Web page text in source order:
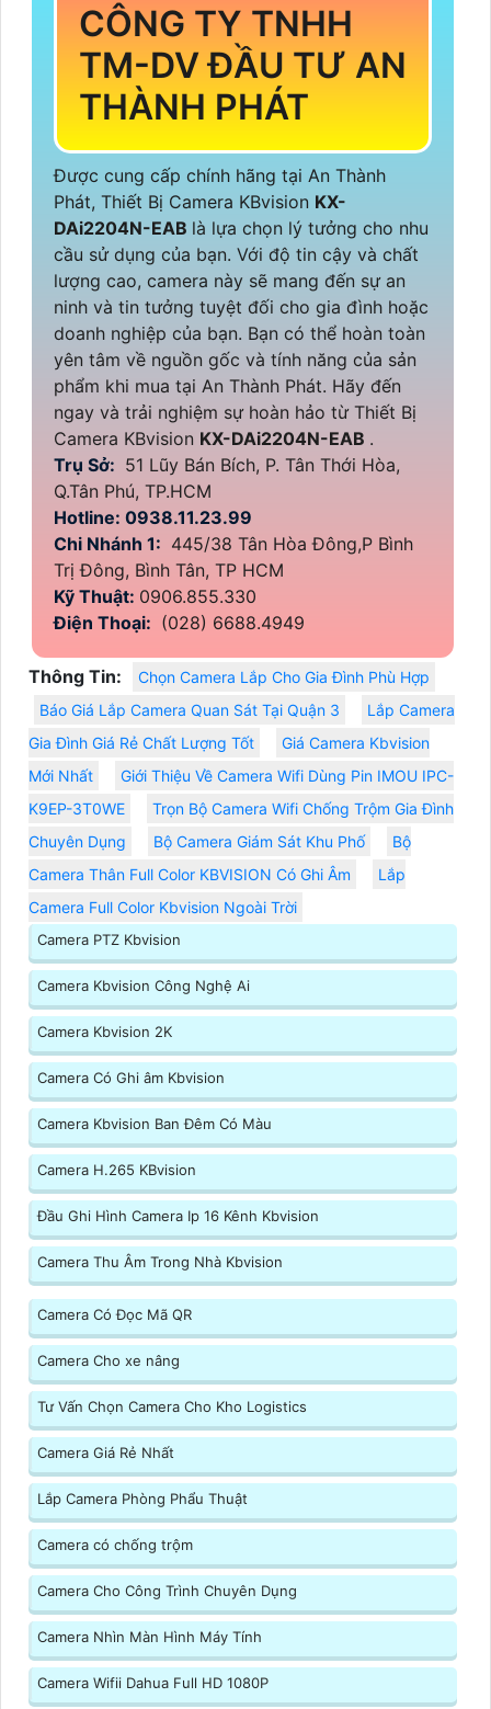
CÔNG TY TNHH
TM-DV ĐẦU TƯ AN
THÀNH PHÁT
Được cung cấp chính hãng tại An Thành
Phát, Thiết Bị Camera KBvision KX-
DAi2204N-EAB là lựa chọn lý tưởng cho nhu
cầu sử dụng của bạn. Với độ tin cậy và chất
lượng cao, camera này sẽ mang đến sự an
ninh và tin tưởng tuyệt đối cho gia đình hoặc
doanh nghiệp của bạn. Bạn có thể hoàn toàn
yên tâm về nguồn gốc và tính năng của sản
phẩm khi mua tại An Thành Phát. Hãy đến
ngay và trải nghiệm sự hoàn hảo từ Thiết Bị
Camera KBvision KX-DAi2204N-EAB .
Trụ Sở: 51 Lũy Bán Bích, P. Tân Thới Hòa,
Q.Tân Phú, TP.HCM
Hotline: 0938.11.23.99
Chi Nhánh 1: 445/38 Tân Hòa Đông,P Bình
Trị Đông, Bình Tân, TP HCM
Kỹ Thuật: 0906.855.330
Điện Thoại: (028) 6688.4949
Thông Tin:
Chọn Camera Lắp Cho Gia Đình Phù Hợp
Báo Giá Lắp Camera Quan Sát Tại Quận 3
Lắp Camera
Gia Đình Giá Rẻ Chất Lượng Tốt
Giá Camera Kbvision
Mới Nhất
Giới Thiệu Về Camera Wifi Dùng Pin IMOU IPC-
K9EP-3T0WE
Trọn Bộ Camera Wifi Chống Trộm Gia Đình
Chuyên Dụng
Bộ Camera Giám Sát Khu Phố
Bộ
Camera Thân Full Color KBVISION Có Ghi Âm
Lắp
Camera Full Color Kbvision Ngoài Trời
Camera PTZ Kbvision
Camera Kbvision Công Nghệ Ai
Camera Kbvision 2K
Camera Có Ghi âm Kbvision
Camera Kbvision Ban Đêm Có Màu
Camera H.265 KBvision
Đầu Ghi Hình Camera Ip 16 Kênh Kbvision
Camera Thu Âm Trong Nhà Kbvision
Camera Có Đọc Mã QR
Camera Cho xe nâng
Tư Vấn Chọn Camera Cho Kho Logistics
Camera Giá Rẻ Nhất
Lắp Camera Phòng Phẩu Thuật
Camera có chống trộm
Camera Cho Công Trình Chuyên Dụng
Camera Nhìn Màn Hình Máy Tính
Camera Wifii Dahua Full HD 1080P